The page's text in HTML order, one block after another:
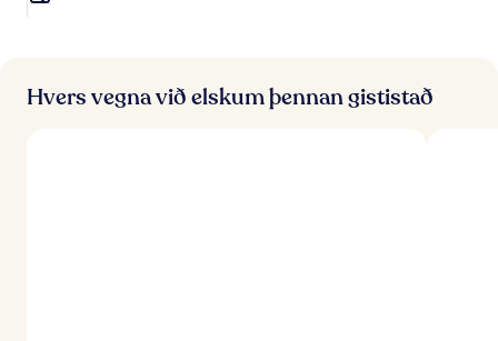
a
Hvers vegna við elskum þennan gististað